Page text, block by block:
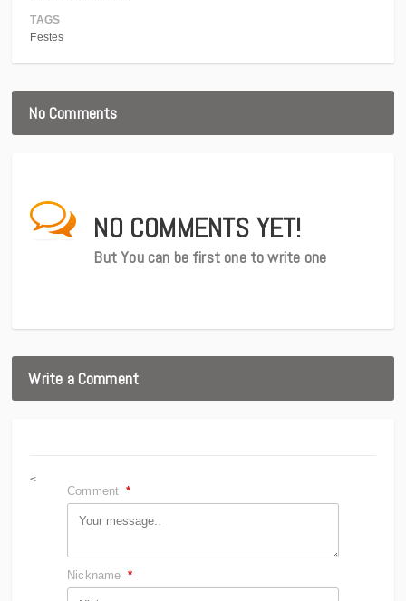
TAGS
Festes
No Comments
NO COMMENTS YET!
But You can be first one to write one
Write a Comment
<
Comment *
Nickname *